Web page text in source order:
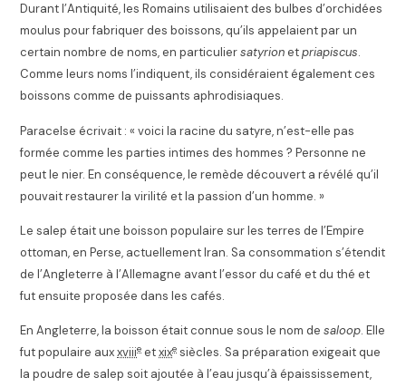
Durant l’Antiquité, les Romains utilisaient des bulbes d’orchidées
moulus pour fabriquer des boissons, qu’ils appelaient par un
certain nombre de noms, en particuliersatyrionetpriapiscus.
Comme leurs noms l’indiquent, ils considéraient également ces
boissons comme de puissants aphrodisiaques.
Paracelse écrivait :« voici la racine du satyre, n’est-elle pas
formée comme les parties intimes des hommes ? Personne ne
peut le nier. En conséquence, le remède découvert a révélé qu’il
pouvait restaurer la virilité et la passion d’un homme. »
Le salep était une boisson populaire sur les terres de l’Empire
ottoman, en Perse, actuellement Iran. Sa consommation s’étendit
de l’Angleterre à l’Allemagne avant l’essor du café et du thé et
fut ensuite proposée dans les cafés.
En Angleterre, la boisson était connue sous le nom desaloop. Elle
fut populaire auxxviiie etxixe siècles. Sa préparation exigeait que
la poudre de salep soit ajoutée à l’eau jusqu’à épaississement,